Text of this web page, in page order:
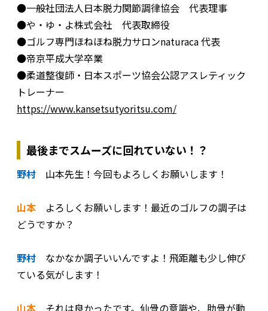
●一般社団法人日本脱力関節調律協会 代表理事
●や・ゆ・よ株式会社 代表取締役
●ゴルフ専門ほねほね脱力サロンnaturaca 代表
●帝京平成大学卒業
●柔道整復師・日本スポーツ協会公認アスレティック
トレーナー
https://www.kansetsutyoritsu.com/
最後までスムーズに回れていない！？
野村 山本先生！今回もよろしくお願いします！
山本 よろしくお願いします！最近のゴルフの調子は
どうですか？
野村 なかなか調子いいんですよ！飛距離も少し伸び
ている気がします！